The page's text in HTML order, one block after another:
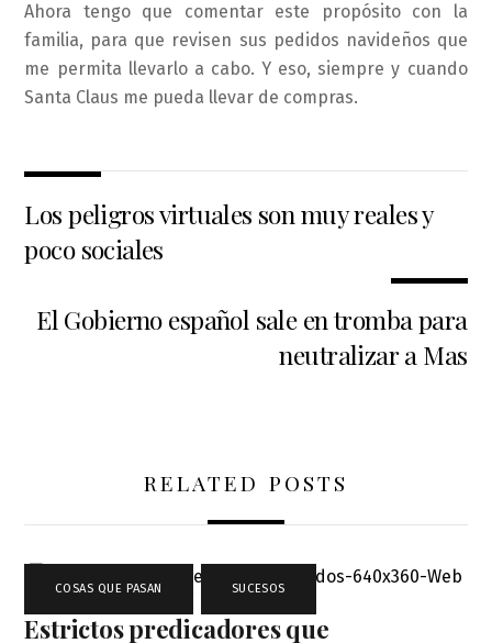
Ahora tengo que comentar este propósito con la
familia, para que revisen sus pedidos navideños que
me permita llevarlo a cabo. Y eso, siempre y cuando
Santa Claus me pueda llevar de compras.
Los peligros virtuales son muy reales y
poco sociales
El Gobierno español sale en tromba para
neutralizar a Mas
RELATED POSTS
COSAS QUE PASAN SUCESOS
Estrictos predicadores que